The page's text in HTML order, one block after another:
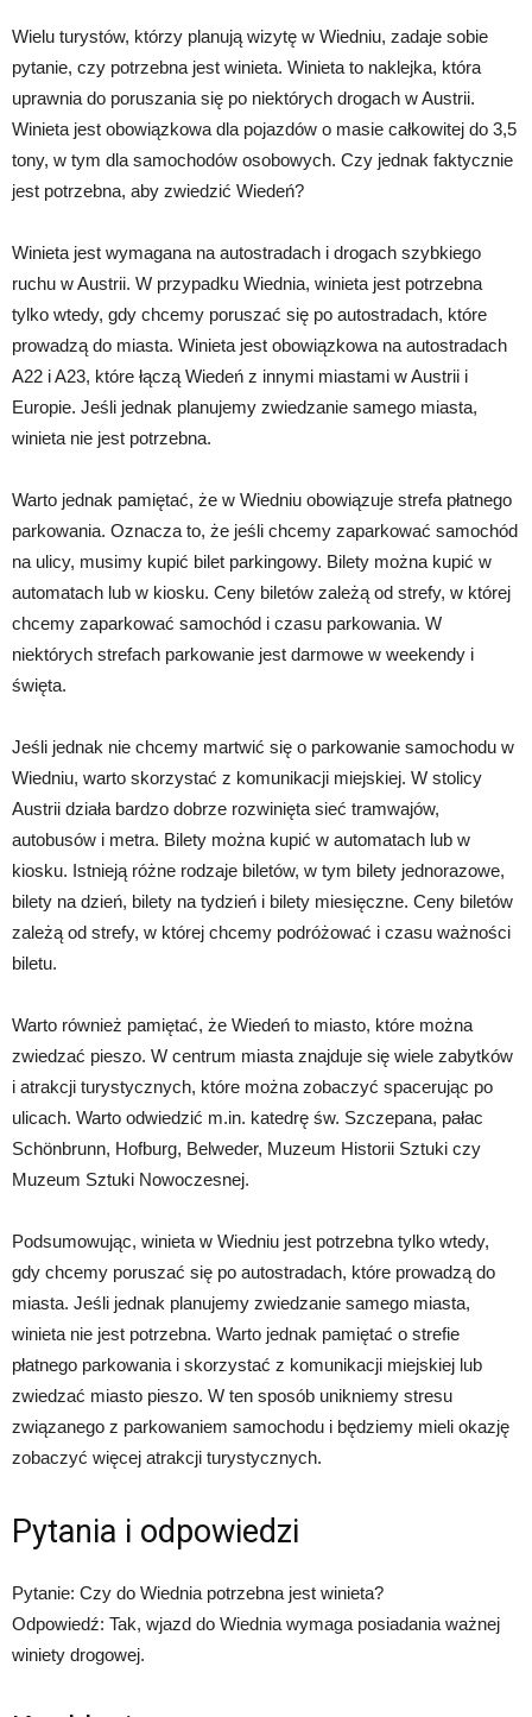
Wielu turystów, którzy planują wizytę w Wiedniu, zadaje sobie
pytanie, czy potrzebna jest winieta. Winieta to naklejka, która
uprawnia do poruszania się po niektórych drogach w Austrii.
Winieta jest obowiązkowa dla pojazdów o masie całkowitej do 3,5
tony, w tym dla samochodów osobowych. Czy jednak faktycznie
jest potrzebna, aby zwiedzić Wiedeń?
Winieta jest wymagana na autostradach i drogach szybkiego
ruchu w Austrii. W przypadku Wiednia, winieta jest potrzebna
tylko wtedy, gdy chcemy poruszać się po autostradach, które
prowadzą do miasta. Winieta jest obowiązkowa na autostradach
A22 i A23, które łączą Wiedeń z innymi miastami w Austrii i
Europie. Jeśli jednak planujemy zwiedzanie samego miasta,
winieta nie jest potrzebna.
Warto jednak pamiętać, że w Wiedniu obowiązuje strefa płatnego
parkowania. Oznacza to, że jeśli chcemy zaparkować samochód
na ulicy, musimy kupić bilet parkingowy. Bilety można kupić w
automatach lub w kiosku. Ceny biletów zależą od strefy, w której
chcemy zaparkować samochód i czasu parkowania. W
niektórych strefach parkowanie jest darmowe w weekendy i
święta.
Jeśli jednak nie chcemy martwić się o parkowanie samochodu w
Wiedniu, warto skorzystać z komunikacji miejskiej. W stolicy
Austrii działa bardzo dobrze rozwinięta sieć tramwajów,
autobusów i metra. Bilety można kupić w automatach lub w
kiosku. Istnieją różne rodzaje biletów, w tym bilety jednorazowe,
bilety na dzień, bilety na tydzień i bilety miesięczne. Ceny biletów
zależą od strefy, w której chcemy podróżować i czasu ważności
biletu.
Warto również pamiętać, że Wiedeń to miasto, które można
zwiedzać pieszo. W centrum miasta znajduje się wiele zabytków
i atrakcji turystycznych, które można zobaczyć spacerując po
ulicach. Warto odwiedzić m.in. katedrę św. Szczepana, pałac
Schönbrunn, Hofburg, Belweder, Muzeum Historii Sztuki czy
Muzeum Sztuki Nowoczesnej.
Podsumowując, winieta w Wiedniu jest potrzebna tylko wtedy,
gdy chcemy poruszać się po autostradach, które prowadzą do
miasta. Jeśli jednak planujemy zwiedzanie samego miasta,
winieta nie jest potrzebna. Warto jednak pamiętać o strefie
płatnego parkowania i skorzystać z komunikacji miejskiej lub
zwiedzać miasto pieszo. W ten sposób unikniemy stresu
związanego z parkowaniem samochodu i będziemy mieli okazję
zobaczyć więcej atrakcji turystycznych.
Pytania i odpowiedzi
Pytanie: Czy do Wiednia potrzebna jest winieta?
Odpowiedź: Tak, wjazd do Wiednia wymaga posiadania ważnej
winiety drogowej.